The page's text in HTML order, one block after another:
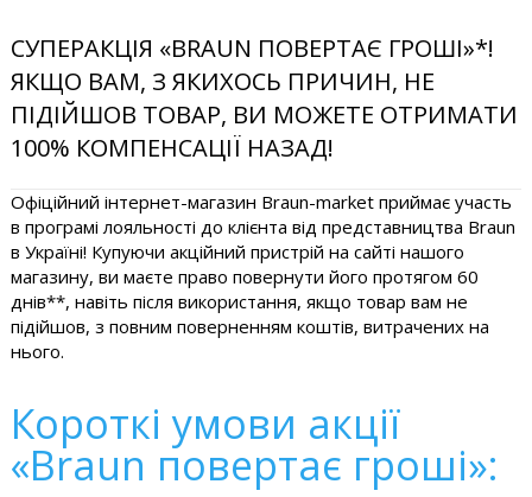
СУПЕРАКЦІЯ «BRAUN ПОВЕРТАЄ ГРОШІ»*!
ЯКЩО ВАМ, З ЯКИХОСЬ ПРИЧИН, НЕ
ПІДІЙШОВ ТОВАР, ВИ МОЖЕТЕ ОТРИМАТИ
100% КОМПЕНСАЦІЇ НАЗАД!
Офіційний інтернет-магазин Braun-market приймає участь
в програмі лояльності до клієнта від представництва Braun
в Україні! Купуючи акційний пристрій на сайті нашого
магазину, ви маєте право повернути його протягом 60
днів**, навіть після використання, якщо товар вам не
підійшов, з повним поверненням коштів, витрачених на
нього.
Короткі умови акції
«Braun повертає гроші»: